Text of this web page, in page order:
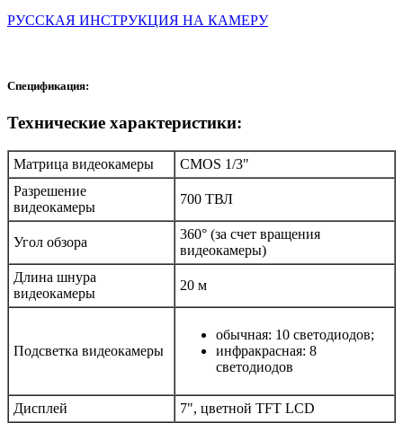
РУССКАЯ ИНСТРУКЦИЯ НА КАМЕРУ
Спецификация:
Технические характеристики:
Матрица видеокамеры
CMOS 1/3"
Разрешение
видеокамеры
700 ТВЛ
Угол обзора
360° (за счет вращения
видеокамеры)
Длина шнура
видеокамеры
20 м
Подсветка видеокамеры
обычная: 10 светодиодов;
инфракрасная: 8
светодиодов
Дисплей 7", цветной TFT LCD